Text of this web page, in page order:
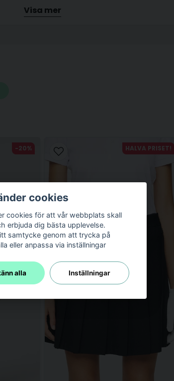
-20% HALVA PRISET!
Visa mer
Skicka fråga
cookies
cookies för att vår webbplats skall
erbjuda dig bästa upplevelse.
samtycke genom att trycka på
eller anpassa via inställningar
alla Inställningar